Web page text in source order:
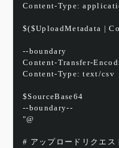
Content-Type:
$($UploadMetadata |
--boundary
Content-Transfer-
Content-Type: text/csv
$SourceBase64
--boundary--
"@
# アップロードリクエス